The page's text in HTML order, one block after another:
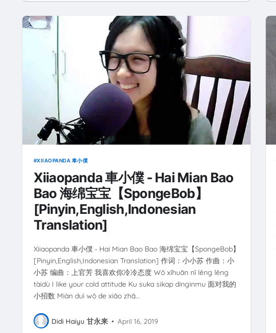
XIIAOPANDA 車小僕
Xiiaopanda 車小僕 - Hai Mian Bao
Bao 海绵宝宝【SpongeBob】
[Pinyin,English,Indonesian
Translation]
Xiiaopanda 車小僕 - Hai Mian Bao Bao 海绵宝宝【SpongeBob】
[Pinyin,English,Indonesian Translation] 作词：小小苏 作曲：小
小苏 编曲：上官芳 我喜欢你冷冷态度 Wǒ xǐhuān nǐ lěng lěng
tàidù I like your cold attitude Ku suka sikap dinginmu 面对我的
小招数 Miàn duì wǒ de xiǎo zhā…
Didi Haiyu 甘永来 • April 16, 2019